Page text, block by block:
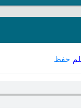
حفظ